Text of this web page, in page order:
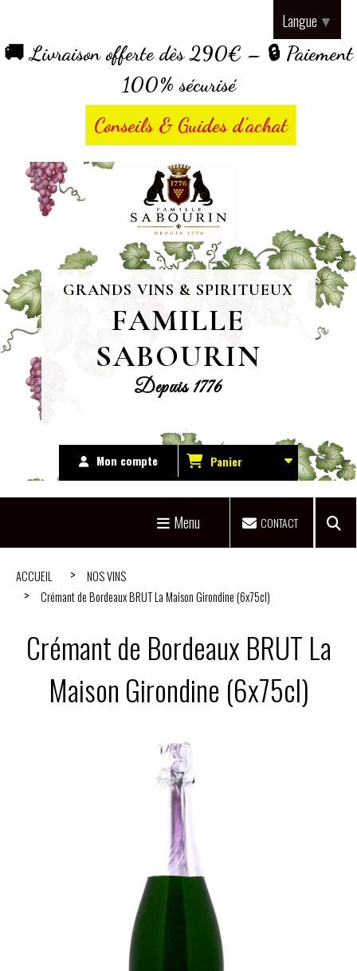
🚚 Livraison offerte dès 290€ – 🔒 Paiement
100% sécurisé
Conseils & Guides d’achat
GRANDS VINS & SPIRITUEUX
FAMILLE
SABOURIN
Depuis 1776
Mon compte Panier
Menu CONTACT
ACCUEIL
NOS VINS
Crémant de Bordeaux BRUT La Maison Girondine (6x75cl)
Crémant de Bordeaux BRUT La
Maison Girondine (6x75cl)
Langue ▼